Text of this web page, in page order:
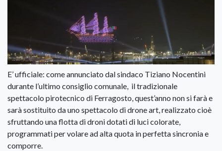
E’ ufficiale: come annunciato dal sindaco Tiziano Nocentini
durante l’ultimo consiglio comunale, il tradizionale
spettacolo pirotecnico di Ferragosto, quest’anno non si farà e
sarà sostituito da uno spettacolo di drone art, realizzato cioè
sfruttando una flotta di droni dotati di luci colorate,
programmati per volare ad alta quota in perfetta sincronia e
comporre.